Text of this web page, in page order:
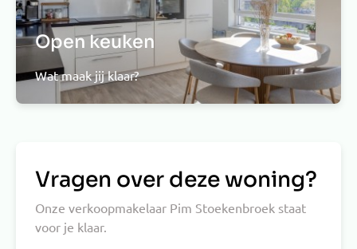
Open keuken
Wat maak jij klaar?
Vragen over deze woning?
Onze verkoopmakelaar Pim Stoekenbroek staat
voor je klaar.